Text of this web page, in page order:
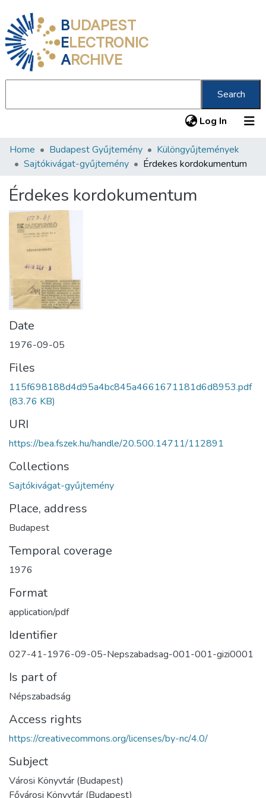
BUDAPEST
ELECTRONIC
ARCHIVE
Search
Log In (current)
Communities & Collections
Statistics
About us
Home Budapest Gyűjtemény
Különgyűjtemények
Sajtókivágat-gyűjtemény
Érdekes kordokumentum
Érdekes kordokumentum
Date
1976-09-05
Files
115f698188d4d95a4bc845a4661671181d6d8953.pdf
(83.76 KB)
URI
https://bea.fszek.hu/handle/20.500.14711/112891
Collections
Sajtókivágat-gyűjtemény
Place, address
Budapest
Temporal coverage
1976
Format
application/pdf
Identifier
027-41-1976-09-05-Nepszabadsag-001-001-gizi0001
Is part of
Népszabadság
Access rights
https://creativecommons.org/licenses/by-nc/4.0/
Subject
Városi Könyvtár (Budapest)
Fővárosi Könyvtár (Budapest)